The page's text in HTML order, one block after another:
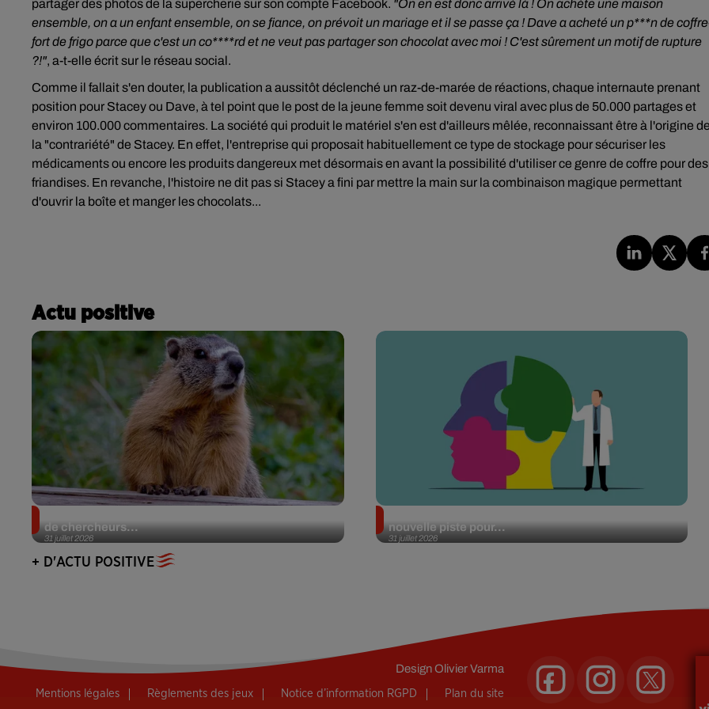
partager des photos de la supercherie sur son compte Facebook. "On en est donc arrivé là ! On achète une maison
ensemble, on a un enfant ensemble, on se fiance, on prévoit un mariage et il se passe ça ! Dave a acheté un p***n de
fort de frigo parce que c'est un co****rd et ne veut pas partager son chocolat avec moi ! C'est sûrement un motif de rupture
?!", a-t-elle écrit sur le réseau social.
Comme il fallait s'en douter, la publication a aussitôt déclenché un raz-de-marée de réactions, chaque internaute prenant
position pour Stacey ou Dave, à tel point que le post de la jeune femme soit devenu viral avec plus de 50.000 partages et
environ 100.000 commentaires. La société qui produit le matériel s'en est d'ailleurs mêlée, reconnaissant être à l'origine
la "contrariété" de Stacey. En effet, l'entreprise qui proposait habituellement ce type de stockage pour sécuriser les
médicaments ou encore les produits dangereux met désormais en avant la possibilité d'utiliser ce genre de coffre pour des
friandises. En revanche, l'histoire ne dit pas si Stacey a fini par mettre la main sur la combinaison magique permettant
d'ouvrir la boîte et manger les chocolats...
Actu positive
31 juillet 2026
de chercheurs...
31 juillet 2026
nouvelle piste pour...
+ D'ACTU POSITIVE
DesignOlivier Varma
Mentions légales Règlements des jeux Notice d’information RGPD Plan du site